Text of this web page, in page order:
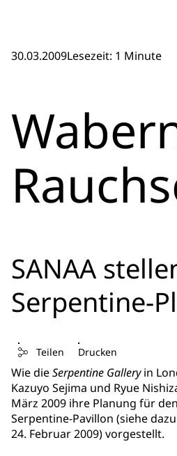
30.03.2009Lesezeit: 1 Minute
SANAA
Serpentine-
Teilen Drucken
Wie dieSerpentine Galleryin
Kazuyo Sejima und Ryue
März 2009 ihre Planung für
Serpentine-Pavillon (siehe dazu
24. Februar 2009) vorgestellt.